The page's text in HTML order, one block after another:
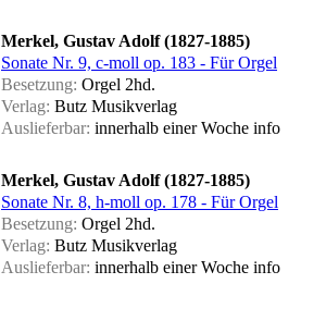
Merkel, Gustav Adolf (1827-1885)
Sonate Nr. 9, c-moll op. 183 - Für Orgel
Besetzung: Orgel 2hd.
Verlag: Butz Musikverlag
Auslieferbar: innerhalb einer Woche info
Merkel, Gustav Adolf (1827-1885)
Sonate Nr. 8, h-moll op. 178 - Für Orgel
Besetzung: Orgel 2hd.
Verlag: Butz Musikverlag
Auslieferbar: innerhalb einer Woche info